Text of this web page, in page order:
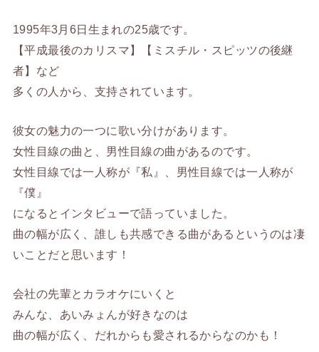
1995年3月6日生まれの25歳です。
【平成最後のカリスマ】【ミスチル・スピッツの後継
者】など
多くの人から、支持されています。
彼女の魅力の一つに歌い分けがあります。
女性目線の曲と、男性目線の曲があるのです。
女性目線では一人称が『私』、男性目線では一人称が
『僕』
になるとインタビューで語っていました。
曲の幅が広く、誰しも共感できる曲があるというのは凄
いことだと思います！
会社の先輩とカラオケにいくと
みんな、あいみょんが好きなのは
曲の幅が広く、だれからも愛されるからなのかも！